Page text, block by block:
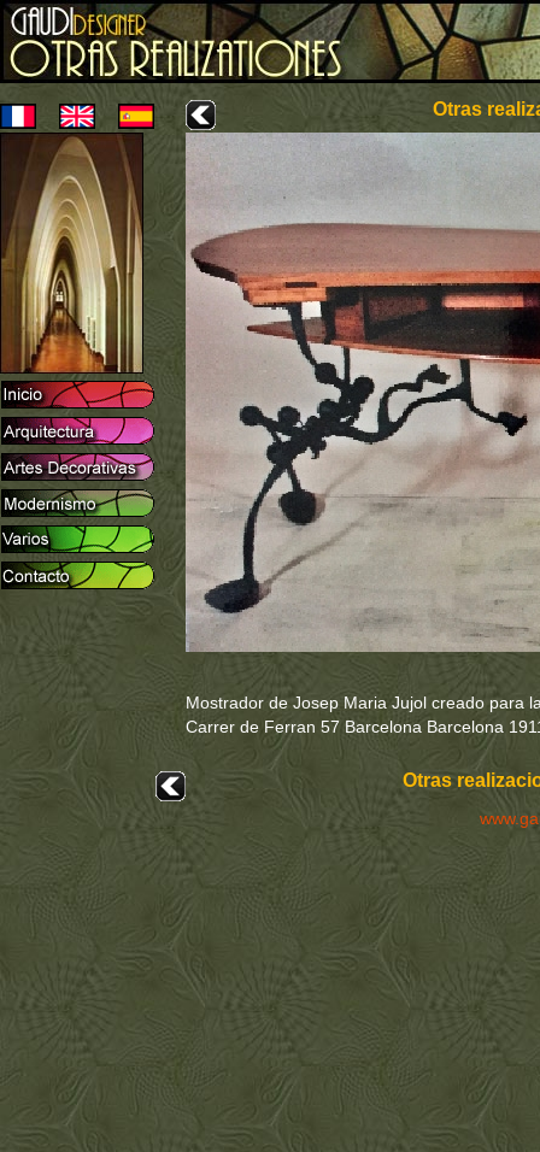
Otras
Mostrador de Josep Maria Jujol creado para
Carrer de Ferran 57 Barcelona Barcelona
Otras